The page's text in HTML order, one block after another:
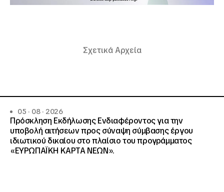
Σχετικά Αρχεία
05 · 08 · 2026
Πρόσκληση Εκδήλωσης Ενδιαφέροντος για την
υποβολή αιτήσεων προς σύναψη σύμβασης έργου
ιδιωτικού δικαίου στο πλαίσιο του προγράμματος
«ΕΥΡΩΠΑΪΚΗ ΚΑΡΤΑ ΝΕΩΝ».